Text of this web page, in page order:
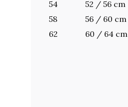
54
52 / 56 cm
58
56 / 60 cm
62
60 / 64 cm